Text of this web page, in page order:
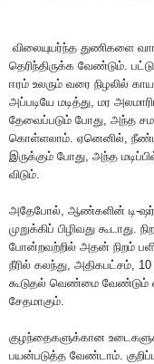
விலையுயர்ந்த துணிகளை
தெரிந்திருக்க வேண்டும்
ஈரம் உலரும் வரை நிழலில் காய
அப்படியே மடித்து மர
தேவைப்படும் போது அந்த
கொள்ளலாம் ஏனெனில் நீண்ட
இருக்கும் போது அந்த
விடும்
அதேபோல் ஆண்களின் டி-
முறுக்கிப் பிழிவது கூடாது
போன்றவற்றில் அதன் நிறம்
நீரில் கலந்து அதிகபட்சம் , 10
கூடுதல் வெண்மை வேண்டும்
சேதமாகும்
குழந்தைகளுக்கான
பயன்படுத்த வேண்டாம்